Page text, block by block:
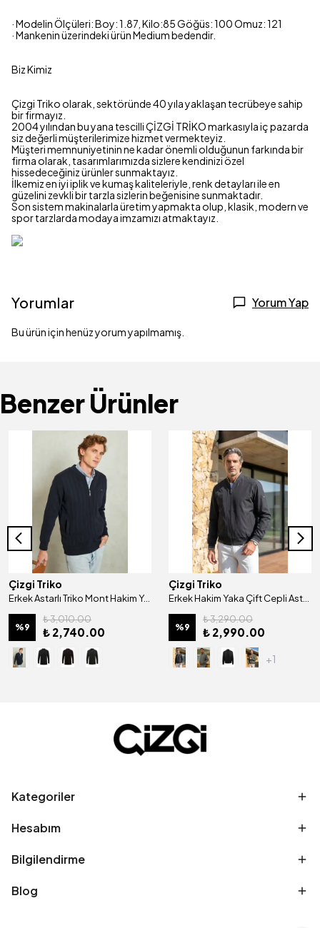
· Modelin Ölçüleri: Boy: 1.87, Kilo:85 Göğüs: 100 Omuz: 121
· Mankenin üzerindeki ürün Medium bedendir.
Biz Kimiz
Çizgi Triko olarak, sektöründe 40 yıla yaklaşan tecrübeye sahip
bir firmayız.
2004 yılından bu yana tescilli ÇİZGİ TRİKO markasıyla iç pazarda
siz değerli müşterilerimize hizmet vermekteyiz.
Müşteri memnuniyetinin ne kadar önemli olduğunun farkında bir
firma olarak, tasarımlarımızda sizlere kendinizi özel
hissedeceğiniz ürünler sunmaktayız.
İlkemiz en iyi iplik ve kumaş kaliteleriyle, renk detayları ile en
güzelini zevkli bir tarzla sizlerin beğenisine sunmaktadır.
Son sistem makinalarla üretim yapmakta olup, klasik, modern ve
spor tarzlarda modaya imzamızı atmaktayız.
Yorumlar Yorum Yap
Bu ürün için henüz yorum yapılmamış.
Benzer Ürünler
Çizgi Triko
Erkek Astarlı Triko Mont Hakim Yaka Çelik Örgü Desenli Klasik Kalıp - 5209T
%9
₺ 3,010.00
₺ 2,740.00
Çizgi Triko
Erkek Hakim Yaka Çift Cepli Astarlı Mevsimlik Mont - A00003
%9
₺ 3,290.00
₺ 2,990.00
+1
Kategoriler
Hesabım
Bilgilendirme
Blog